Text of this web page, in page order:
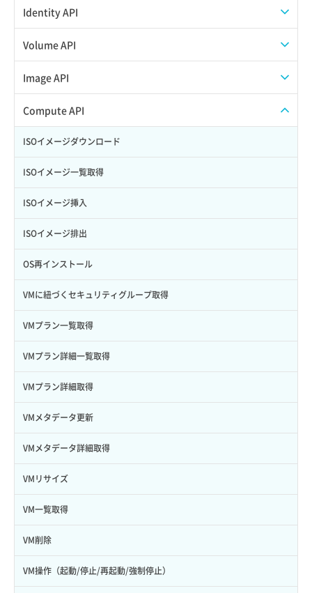
APIのご利用について
Identity API
トークン発行
Volume API
イメージ保存（追加SSD）
ボリュームタイプ一覧取得
ボリュームタイプ詳細取得
ボリューム一覧取得
ボリューム削除
ボリューム詳細一覧取得
ボリューム詳細取得
ボリューム追加
Image API
イメージコンテナスキーマ情報取得
イメージスキーマ情報取得
イメージメンバーコンテナスキーマ情報取得
イメージメンバースキーマ情報取得
イメージメンバー一覧取得
イメージ一覧取得
イメージ保存容量取得
イメージ保存容量変更
イメージ削除
イメージ詳細取得
Compute API
ISOイメージダウンロード
ISOイメージ一覧取得
ISOイメージ挿入
ISOイメージ排出
OS再インストール
VMに紐づくセキュリティグループ取得
VMプラン一覧取得
VMプラン詳細一覧取得
VMプラン詳細取得
VMメタデータ更新
VMメタデータ詳細取得
VMリサイズ
VM一覧取得
VM削除
VM操作（起動/停止/再起動/強制停止）